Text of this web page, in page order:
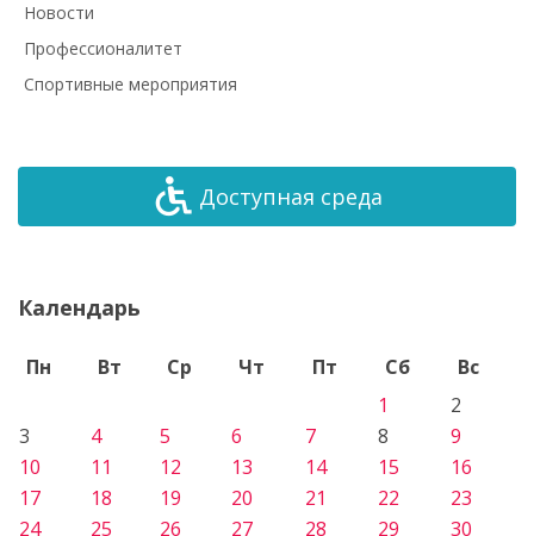
Новости
Профессионалитет
Спортивные мероприятия
Доступная среда
Календарь
Пн Вт Ср Чт Пт Сб
Вс
1
2
3
4 5 6 7 8
9
10
11 12 13 14 15
16
17
18 19 20 21 22
23
24
25 26 27 28 29 30